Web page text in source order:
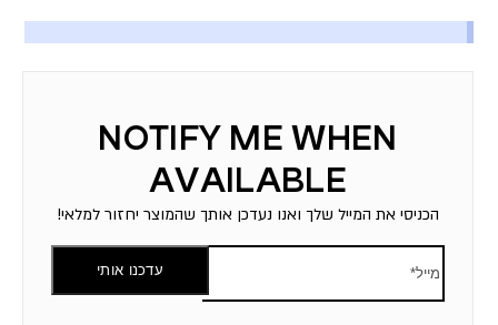
הכניסי את המייל שלך ואנו נעדכן אותך שהמוצר יחזור למלאי!
עדכנו אותי